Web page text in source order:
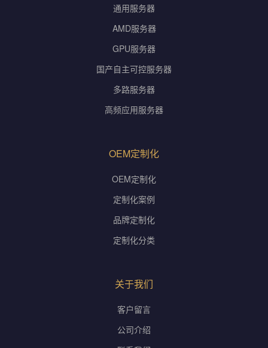
通用服务器
AMD服务器
GPU服务器
国产自主可控服务器
多路服务器
高频应用服务器
OEM定制化
OEM定制化
定制化案例
品牌定制化
定制化分类
关于我们
客户留言
公司介绍